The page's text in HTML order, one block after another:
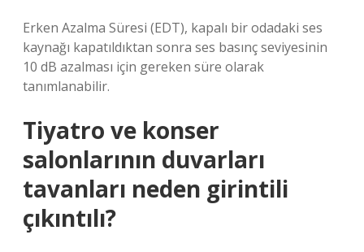
Erken Azalma Süresi (EDT), kapalı bir odadaki ses
kaynağı kapatıldıktan sonra ses basınç seviyesinin
10 dB azalması için gereken süre olarak
tanımlanabilir.
Tiyatro ve konser
salonlarının duvarları
tavanları neden girintili
çıkıntılı?